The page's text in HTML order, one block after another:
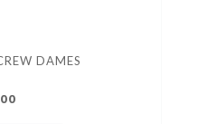
DAMES